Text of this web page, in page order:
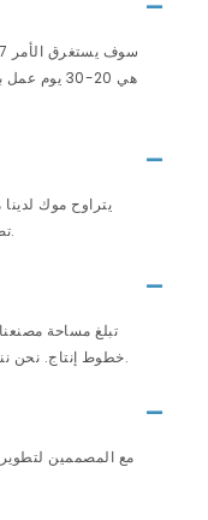
هي 20-30
تصميم وفقًا للديكور والمتطلبات المختلفة.
خطوط إنتاج. نحن ننتج 70 مليون مجموعة من الأنابيب سنويًا.